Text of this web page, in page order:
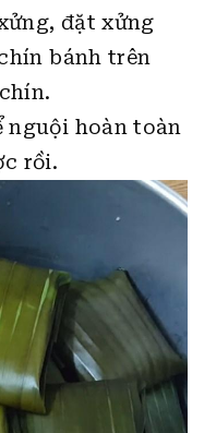
đặt xửng
bánh trên
nguội hoàn toàn
rồi.